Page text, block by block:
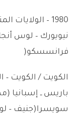
1980 –
نيويورك – لوس
فرانسسكو(
الكويت / الكويت –
باريس ــ إسبانيا
سويسرا(جنيف –